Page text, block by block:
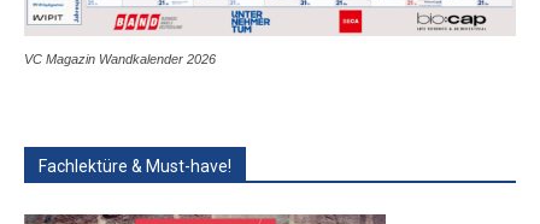
VC Magazin Wandkalender 2026
Fachlektüre & Must-have!